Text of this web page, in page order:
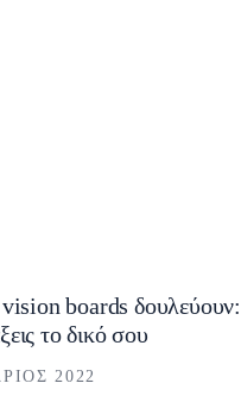
vision boards
το δικό σου
2022